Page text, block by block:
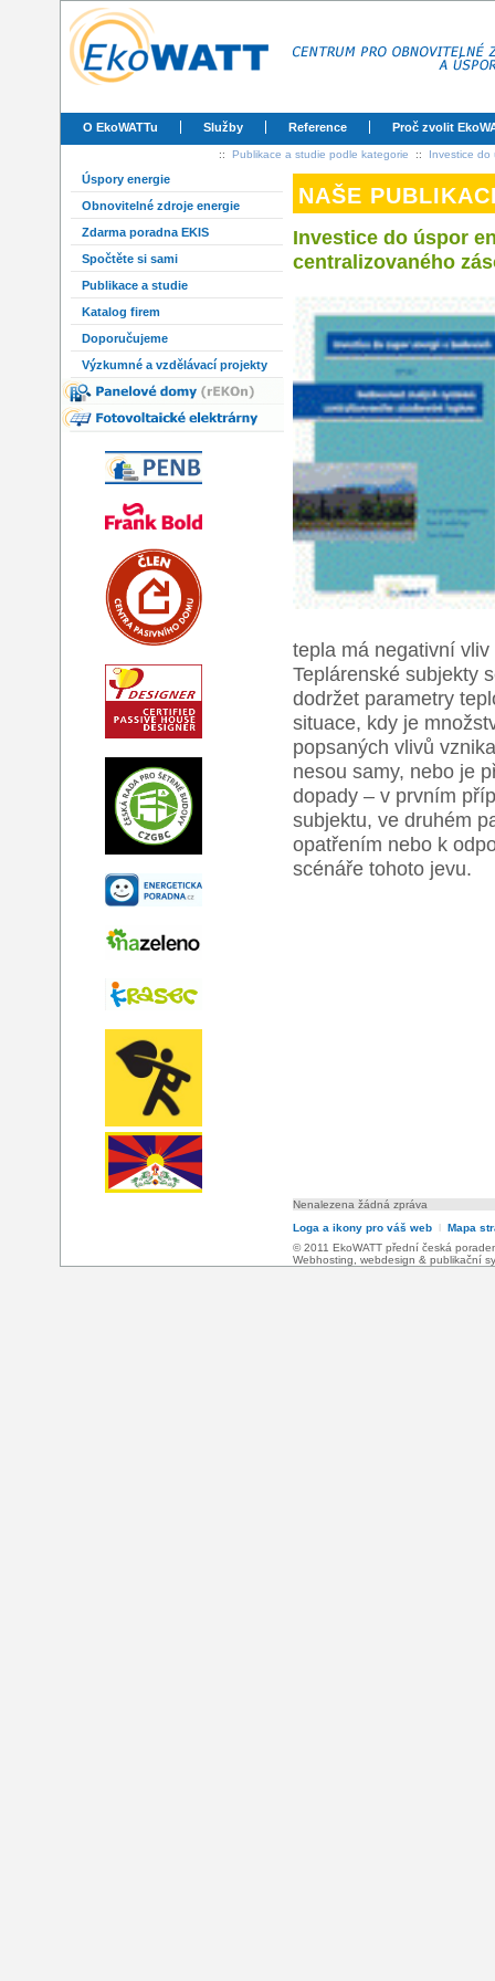
O EkoWATTu Služby Reference Proč zvolit
:: Publikace a studie podle kategorie :: Investice do
Úspory energie
Obnovitelné zdroje energie
Zdarma poradna EKIS
Spočtěte si sami
Publikace a studie
Katalog firem
Doporučujeme
Výzkumné a vzdělávací projekty
NAŠE
Investice do úspor
centralizovaného
tepla má negativní
Teplárenské subjekty
dodržet parametry
situace, kdy je
popsaných vlivů
nesou samy, nebo je
dopady – v prvním
subjektu, ve druhém
opatřením nebo k
scénáře tohoto jevu.
Nenalezena žádná zpráva
Loga a ikony pro váš web l Mapa
© 2011 EkoWATT přední česká
Webhosting
webdesign & publikační